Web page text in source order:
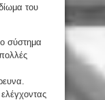
του
σύστημα